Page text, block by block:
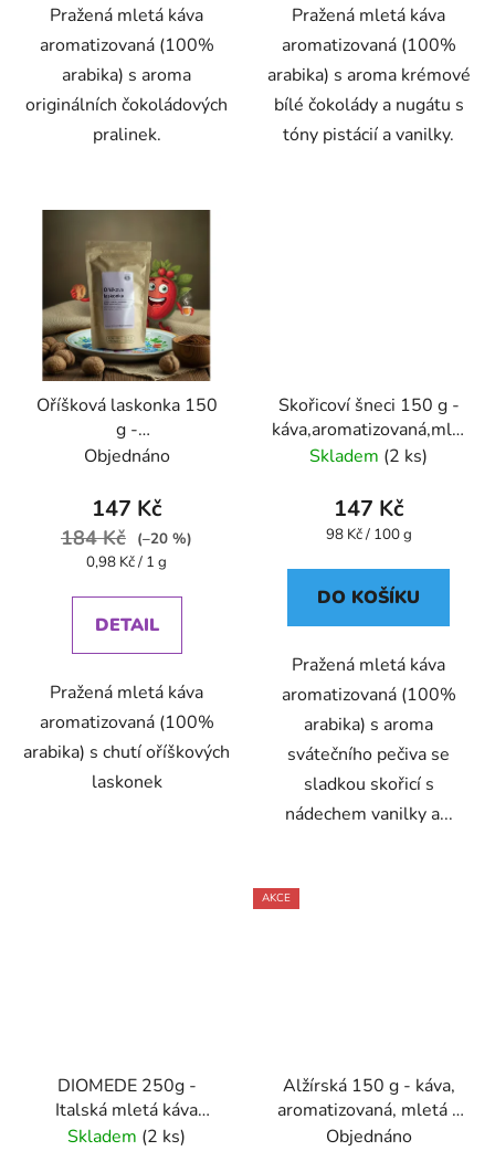
Pražená mletá káva
aromatizovaná (100%
arabika) s aroma
originálních čokoládových
pralinek.
Pražená mletá káva
aromatizovaná (100%
arabika) s aroma krémové
bílé čokolády a nugátu s
tóny pistácií a vanilky.
Oříšková laskonka 150
g -
káva,aromatizovaná,mletá
Objednáno
147 Kč
184 Kč
(–20 %)
Měrná
0,98 Kč / 1 g
DETAIL
Pražená mletá káva
aromatizovaná (100%
arabika) s chutí oříškových
laskonek
Skořicoví šneci 150 g -
káva,aromatizovaná,mletá
- Oxalis
Skladem (2 ks)
147 Kč
Měrná
98 Kč / 100 g
DO KOŠÍKU
Pražená mletá káva
aromatizovaná (100%
arabika) s aroma
svátečního pečiva se
sladkou skořicí s
nádechem vanilky a...
DIOMEDE 250g -
Italská mletá káva
plechová dóza Caffe
Skladem (2 ks)
AKCE
Alžírská 150 g - káva,
aromatizovaná, mletá -
Oxalis
Objednáno